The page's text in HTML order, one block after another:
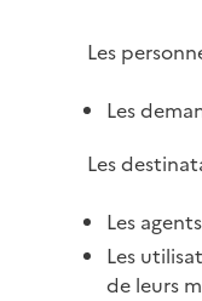
Les
Les
Les
Les
Les
de leurs